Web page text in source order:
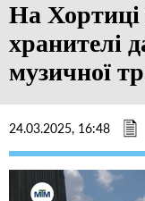
На Хортиці
хранителі
музичної
24.03.2025, 16:48